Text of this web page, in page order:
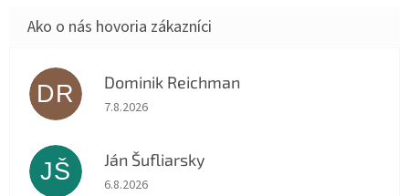
DR Dominik Reichman
Hodnotenie obchodu je 5 z 5 hviezdičiek.
7.8.2026
JŠ Ján Šufliarsky
Hodnotenie obchodu je 5 z 5 hviezdičiek.
6.8.2026